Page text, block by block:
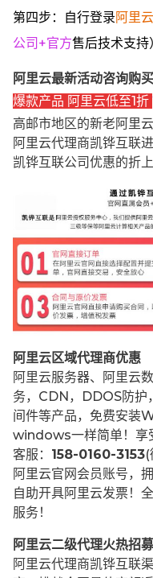
第四步：自行登录阿里
公司+官方售后技术支持
阿里云最新活动咨询购买
爆款产品 阿里云低至1折
高邮市地区的新老阿里
阿里云代理商凯铧互联
凯铧互联公司优惠的折上
阿里云区域代理商优惠
阿里云服务器、阿里云
务，CDN，DDOS防护
间件等产品，免费安装
windows一样简单！享
客服： 158-0160-3153(
阿里云官网会员账号，
自助开具阿里云发票！
服务！
阿里云二级代理火热招
阿里云代理商凯铧互联